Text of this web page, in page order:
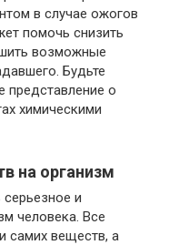
в случае ожогов
помочь снизить
возможные
Будьте
представление о
химическими
на организм
и
человека. Все
самих веществ, а